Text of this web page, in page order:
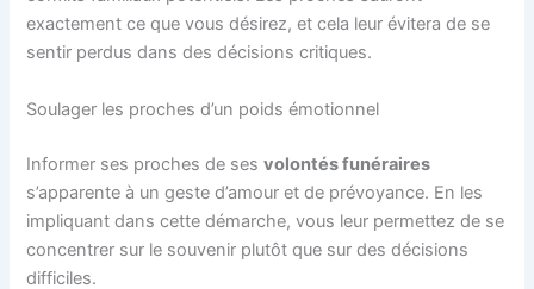
exactement ce que vous désirez, et cela leur évitera de se
sentir perdus dans des décisions critiques.
Soulager les proches d’un poids émotionnel
Informer ses proches de sesvolontés funéraires
s’apparente à un geste d’amour et de prévoyance. En les
impliquant dans cette démarche, vous leur permettez de se
concentrer sur le souvenir plutôt que sur des décisions
difficiles.